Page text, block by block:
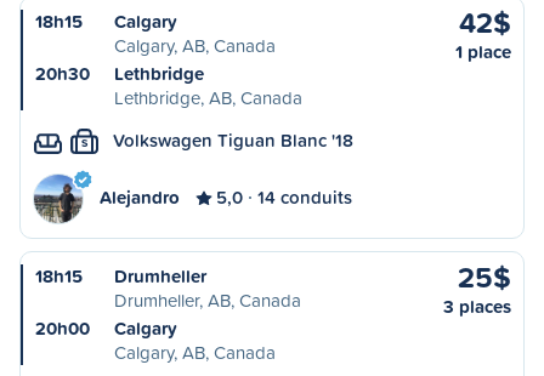
18h15
Calgary
Calgary, AB, Canada
20h30
Lethbridge
Lethbridge, AB, Canada
42$
1 place
S Volkswagen Tiguan Blanc '18
Alejandro 5,0 14 conduits
18h15
Drumheller
Drumheller, AB, Canada
20h00
Calgary
Calgary, AB, Canada
25$
3 places